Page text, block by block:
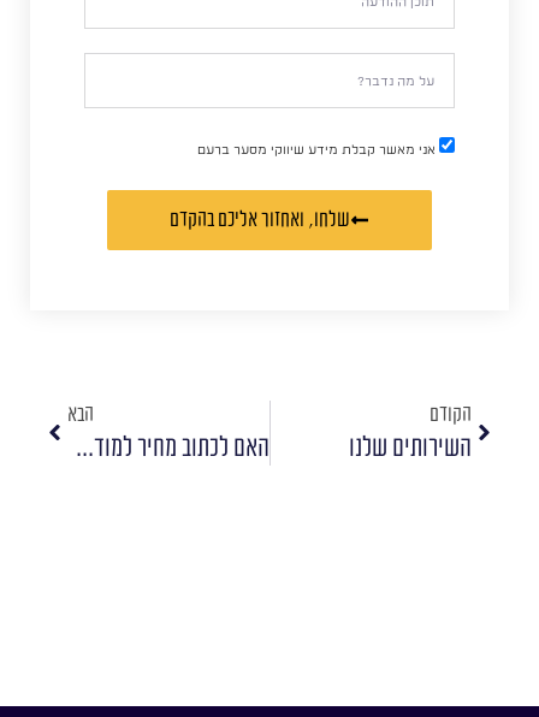
אני מאשר קבלת מידע שיווקי מסער ברעם
שלחו, ואחזור אליכם בהקדם
הקודם
השירותים שלנו
הבא
האם לכתוב מחיר למודעות בפייסבוק?